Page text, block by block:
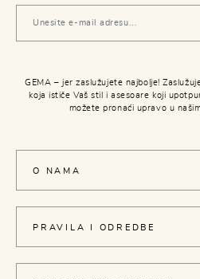
GEMA – jer zaslužujete najbolje!
koja ističe Vaš stil i asesoare koji
možete pronaći upravo u
O NAMA
PRAVILA I ODREDBE